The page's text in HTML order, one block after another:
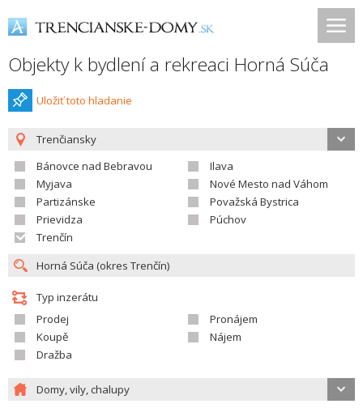
Objekty k bydlení a rekreaci Horná Súča
Uložiť toto hladanie
Trenčiansky
Bánovce nad Bebravou
Ilava
Myjava
Nové Mesto nad Váhom
Partizánske
Považská Bystrica
Prievidza
Púchov
Trenčín
Typ inzerátu
Prodej
Pronájem
Koupě
Nájem
Dražba
Domy, vily, chalupy